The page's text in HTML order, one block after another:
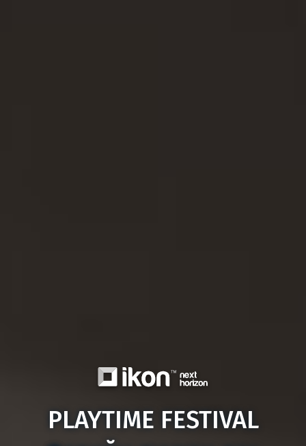
PLAYTIME FESTIVAL